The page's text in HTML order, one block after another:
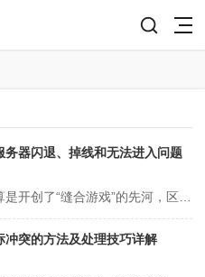
务器闪退、掉线和无法进入问题
冲突的方法及处理技巧详解